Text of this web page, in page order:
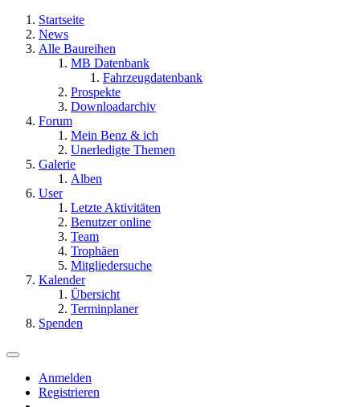
Startseite
News
Alle Baureihen
MB Datenbank
Fahrzeugdatenbank
Prospekte
Downloadarchiv
Forum
Mein Benz & ich
Unerledigte Themen
Galerie
Alben
User
Letzte Aktivitäten
Benutzer online
Team
Trophäen
Mitgliedersuche
Kalender
Übersicht
Terminplaner
Spenden
Anmelden
Registrieren